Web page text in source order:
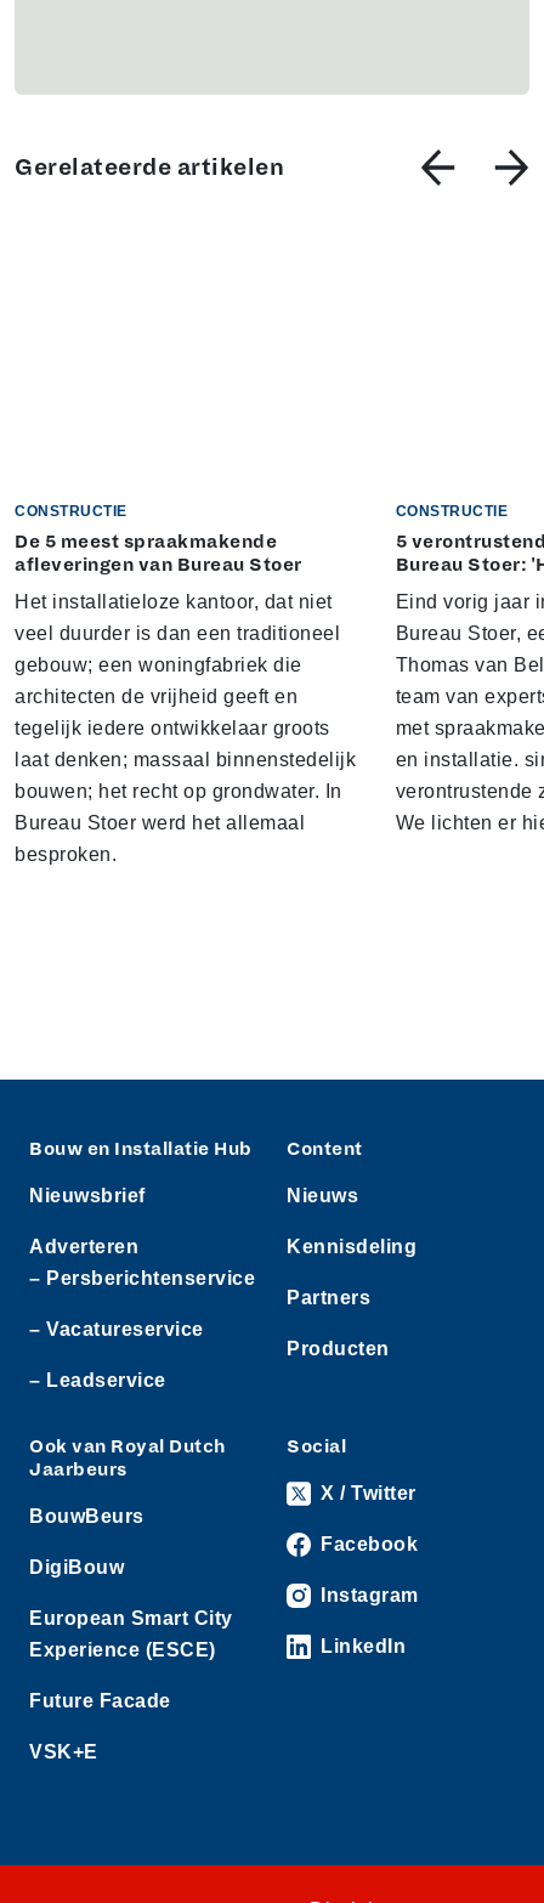
Gerelateerde artikelen
CONSTRUCTIE
De 5 meest spraakmakende
afleveringen van Bureau Stoer
Het installatieloze kantoor, dat niet
veel duurder is dan een traditioneel
gebouw; een woningfabriek die
architecten de vrijheid geeft en
tegelijk iedere ontwikkelaar groots
laat denken; massaal binnenstedelijk
bouwen; het recht op grondwater. In
Bureau Stoer werd het allemaal
besproken.
CONSTRUCTIE
5
Bureau Stoer:
Eind vorig jaar
Bureau Stoer,
Thomas van
team van
met
en installatie.
verontrustende
We lichten er
Bouw en Installatie Hub
Nieuwsbrief
Adverteren
– Persberichtenservice
– Vacatureservice
– Leadservice
Content
Nieuws
Kennisdeling
Partners
Producten
Ook van Royal Dutch
Jaarbeurs
BouwBeurs
DigiBouw
European Smart City
Experience (ESCE)
Future Facade
VSK+E
Social
X / Twitter
Facebook
Instagram
LinkedIn